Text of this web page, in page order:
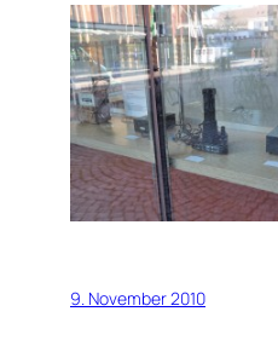
9. November 2010